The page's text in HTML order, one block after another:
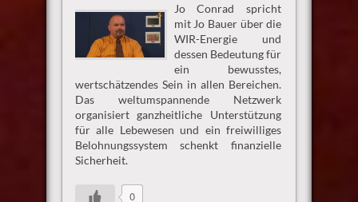
Jo Conrad spricht
mit Jo Bauer über die
WIR-Energie und
dessen Bedeutung für
ein bewusstes,
wertschätzendes Sein in allen Bereichen.
Das weltumspannende Netzwerk
organisiert ganzheitliche Unterstützung
für alle Lebewesen und ein freiwilliges
Belohnungssystem schenkt finanzielle
Sicherheit.
0